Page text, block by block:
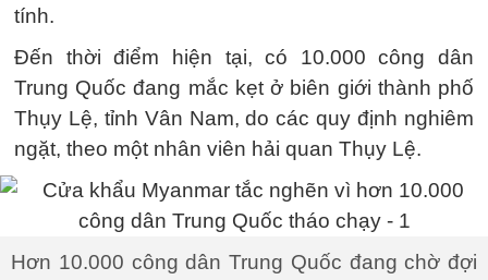
tính.
Đến thời điểm hiện tại, có 10.000 công dân
Trung Quốc đang mắc kẹt ở biên giới thành phố
Thụy Lệ, tỉnh Vân Nam, do các quy định nghiêm
ngặt, theo một nhân viên hải quan Thụy Lệ.
Hơn 10.000 công dân Trung Quốc đang chờ đợi